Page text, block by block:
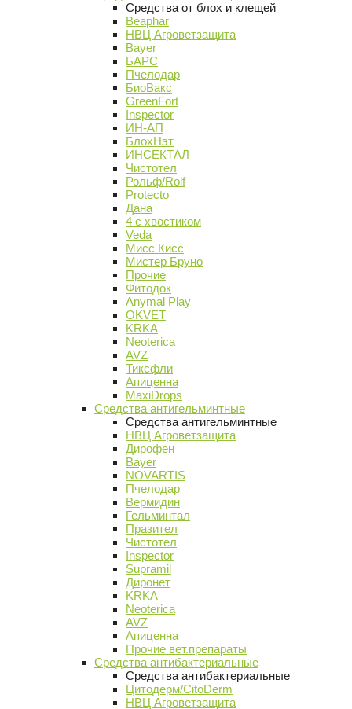
Средства от блох и клещей
Beaphar
НВЦ Агроветзащита
Bayer
БАРС
Пчелодар
БиоВакс
GreenFort
Inspector
ИН-АП
БлохНэт
ИНСЕКТАЛ
Чистотел
Рольф/Rolf
Protecto
Дана
4 с хвостиком
Veda
Мисс Кисс
Мистер Бруно
Прочие
Фитодок
Anymal Play
OKVET
KRKA
Neoterica
AVZ
Тиксфли
Апиценна
MaxiDrops
Средства антигельминтные
Средства антигельминтные
НВЦ Агроветзащита
Дирофен
Bayer
NOVARTIS
Пчелодар
Вермидин
Гельминтал
Празител
Чистотел
Inspector
Supramil
Диронет
KRKA
Neoterica
AVZ
Апиценна
Прочие вет.препараты
Средства антибактериальные
Средства антибактериальные
Цитодерм/CitoDerm
НВЦ Агроветзащита